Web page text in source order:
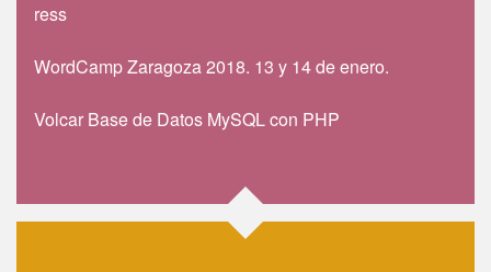
ress
WordCamp Zaragoza 2018. 13 y 14 de enero.
Volcar Base de Datos MySQL con PHP